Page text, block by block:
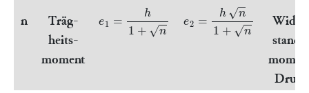
n
Träg-
heits-
moment
+n n +n
Druck